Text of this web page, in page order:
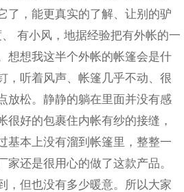
了，能更真实的了解、让别的驴
有小风，地据经验把有外帐的一
想想我这半个外帐的帐篷会是什
，听着风声、帐篷几乎不动、很
放松。静静的躺在里面并没有感
很好的包裹住内帐有纱的接缝，
基本上没有溜到帐篷里，整整一
家还是很用心的做了这款产品。
，但也没有多少暖意。所以大家